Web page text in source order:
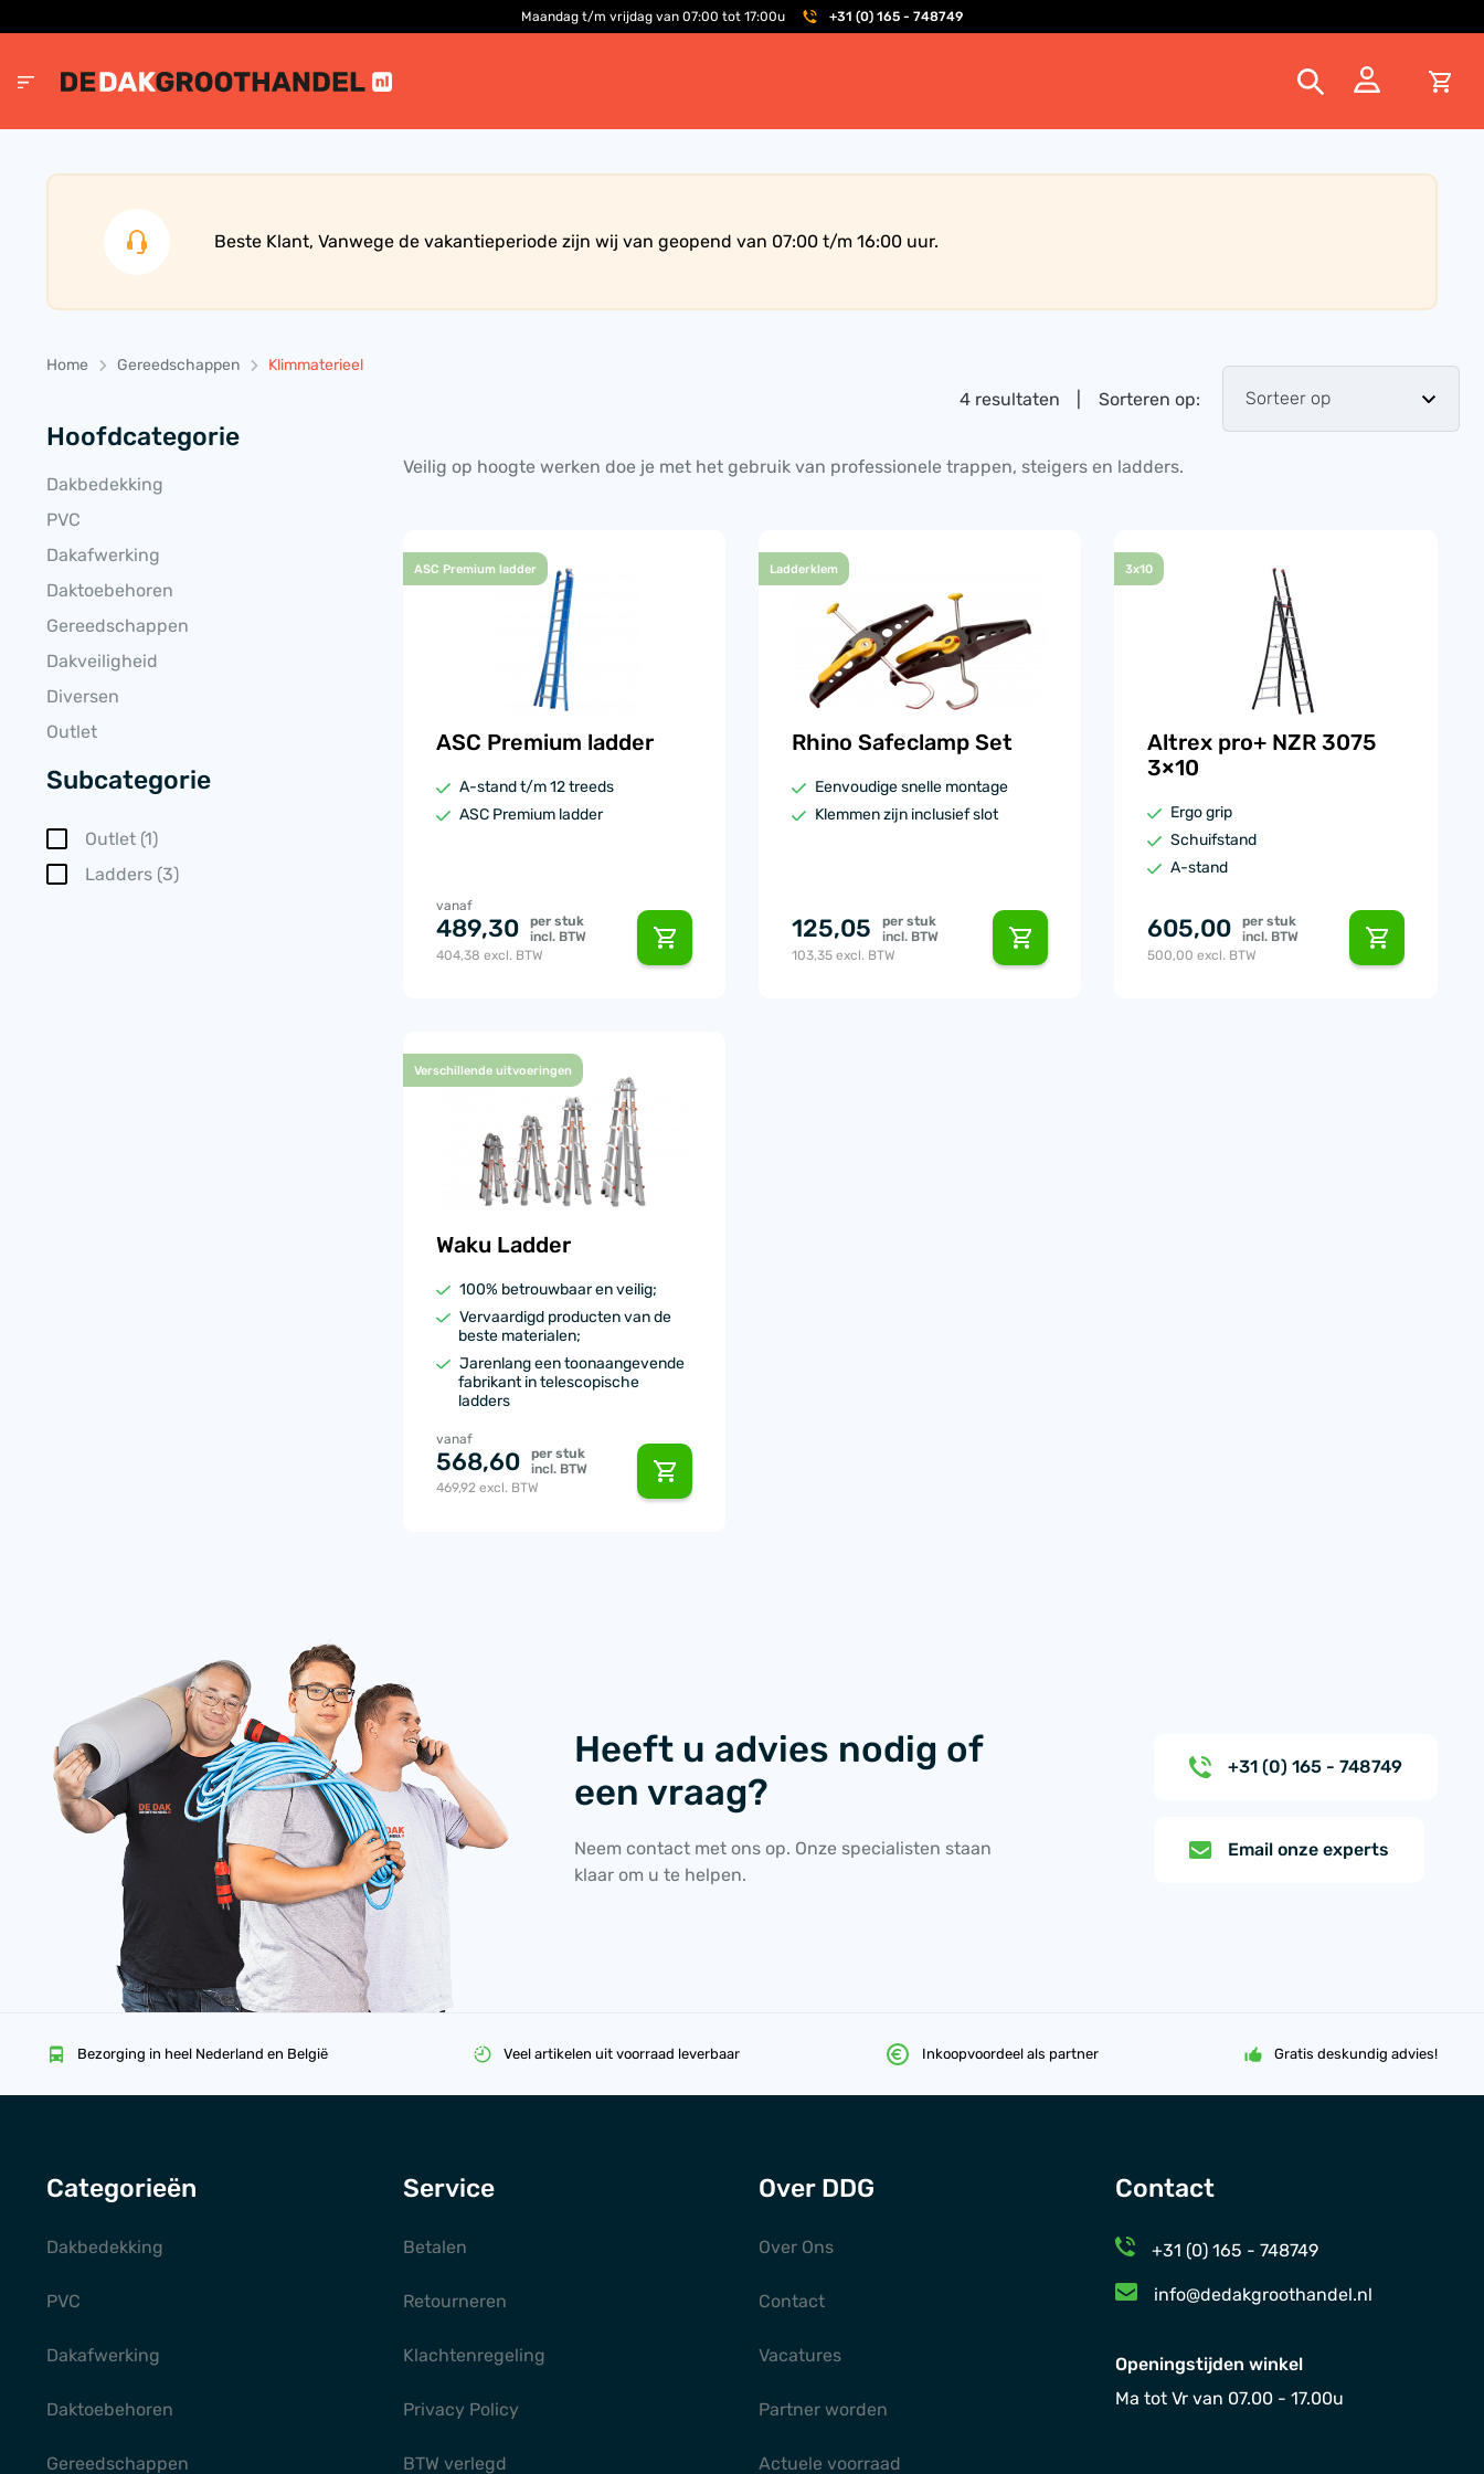
Maandag t/m vrijdag van 07:00 tot 17:00u +31 (0) 165 - 748749
Beste Klant, Vanwege de vakantieperiode zijn wij van geopend van 07:00 t/m 16:00 uur.
Home Gereedschappen Klimmaterieel
Hoofdcategorie
Dakbedekking
PVC
Dakafwerking
Daktoebehoren
Gereedschappen
Dakveiligheid
Diversen
Outlet
Subcategorie
Outlet (1)
Ladders (3)
4 resultaten Sorteren op:
Veilig op hoogte werken doe je met het gebruik van professionele trappen, steigers en ladders.
ASC Premium ladder
ASC Premium ladder
A-stand t/m 12 treeds
ASC Premium ladder
vanaf
489,30
per stuk
incl. BTW
404,38 excl. BTW
Ladderklem
Rhino Safeclamp Set
Eenvoudige snelle montage
Klemmen zijn inclusief slot
125,05
per stuk
incl. BTW
103,35excl. BTW
3x10
Altrex pro+ NZR 3075
3×10
Ergo grip
Schuifstand
A-stand
605,00
per stuk
incl. BTW
500,00 excl. BTW
Verschillende uitvoeringen
Waku Ladder
100% betrouwbaar en veilig;
Vervaardigd producten van de
beste materialen;
Jarenlang een toonaangevende
fabrikant in telescopische
ladders
vanaf
568,60
per stuk
incl. BTW
469,92excl. BTW
Heeft u advies nodig of
een vraag?
Neem contact met ons op. Onze specialisten staan
klaar om u te helpen.
+31 (0) 165 - 748749
Email onze experts
Bezorging in heel Nederland en België Veel artikelen uit voorraad leverbaar Inkoopvoordeel als partner Gratis deskundig advies!
Categorieën
Dakbedekking
PVC
Dakafwerking
Daktoebehoren
Gereedschappen
Service
Betalen
Retourneren
Klachtenregeling
Privacy Policy
BTW verlegd
Over DDG
Over Ons
Contact
Vacatures
Partner worden
Actuele voorraad
Contact
+31 (0) 165 - 748749
info@dedakgroothandel.nl
Openingstijden winkel
Ma tot Vr van 07.00 - 17.00u